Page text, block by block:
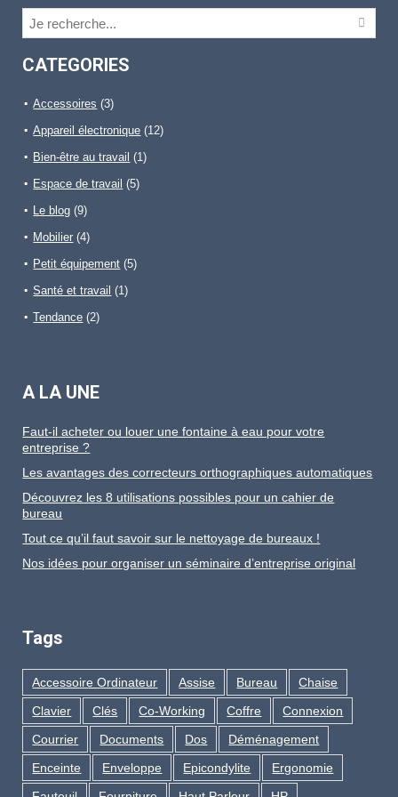
CATEGORIES
Accessoires (3)
Appareil électronique (12)
Bien-être au travail (1)
Espace de travail (5)
Le blog (9)
Mobilier (4)
Petit équipement (5)
Santé et travail (1)
Tendance (2)
A LA UNE
Faut-il acheter ou louer une fontaine à eau pour votre
entreprise ?
Les avantages des correcteurs orthographiques automatiques
Découvrez les 8 utilisations possibles pour un cahier de
bureau
Tout ce qu’il faut savoir sur le nettoyage de bureaux !
Nos idées pour organiser un séminaire d’entreprise original
Tags
Accessoire Ordinateur Assise Bureau
Chaise
Clavier
Clés Co-Working Coffre
Connexion
Courrier
Documents Dos
Déménagement
Enceinte
Enveloppe Epicondylite
Ergonomie